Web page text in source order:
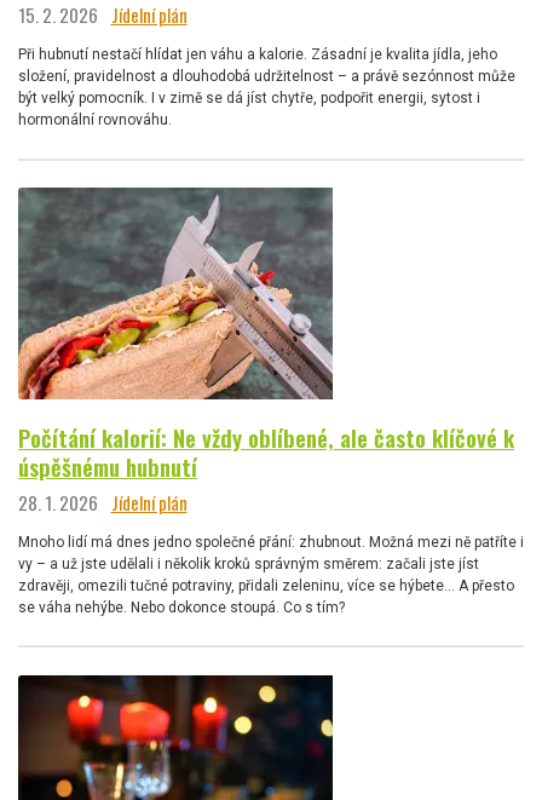
15. 2. 2026 Jídelní plán
Při hubnutí nestačí hlídat jen váhu a kalorie. Zásadní je kvalita jídla, jeho
složení, pravidelnost a dlouhodobá udržitelnost – a právě sezónnost může
být velký pomocník. I v zimě se dá jíst chytře, podpořit energii, sytost i
hormonální rovnováhu.
Počítání kalorií: Ne vždy oblíbené, ale často klíčové k
úspěšnému hubnutí
28. 1. 2026 Jídelní plán
Mnoho lidí má dnes jedno společné přání: zhubnout. Možná mezi ně patříte i
vy – a už jste udělali i několik kroků správným směrem: začali jste jíst
zdravěji, omezili tučné potraviny, přidali zeleninu, více se hýbete… A přesto
se váha nehýbe. Nebo dokonce stoupá. Co s tím?